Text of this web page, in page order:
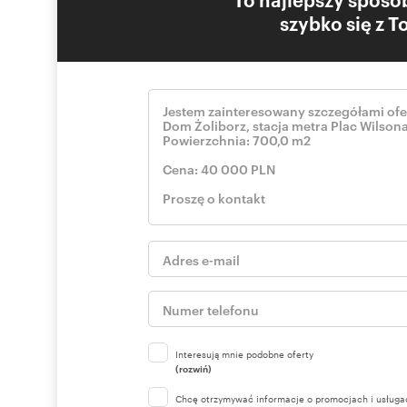
szybko się z
Interesują mnie podobne oferty
(rozwiń)
Chcę otrzymywać informacje o promocjach i